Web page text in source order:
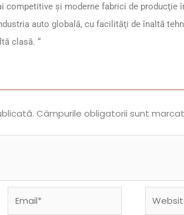
competitive şi moderne fabrici de producţie
auto globală, cu facilităţi de înaltă
clasă. “
Câmpurile obligatorii sunt
Website